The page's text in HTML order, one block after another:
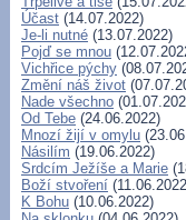
Účast (14.07.2022)
Je-li nutné (13.07.2022)
Pojď se mnou
Vichřice pýchy
Změní náš život
Nade všechno
Od Tebe (24.06.2022)
Mnozí žijí v omylu
Násilím (19.06.2022)
Srdcím Ježíše a Marie
Boží stvoření
K Bohu (10.06.2022)